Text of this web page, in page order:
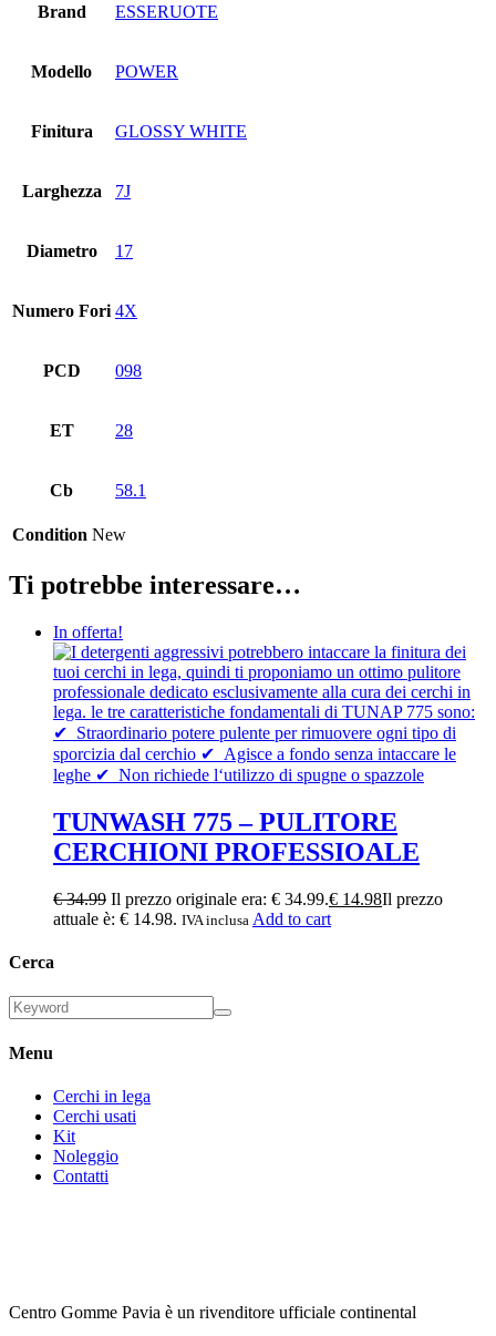
Brand ESSERUOTE
Modello POWER
Finitura GLOSSY WHITE
Larghezza 7J
Diametro 17
Numero Fori 4X
PCD 098
ET 28
Cb 58.1
Condition New
Ti potrebbe interessare…
In offerta!
TUNWASH 775 – PULITORE
CERCHIONI PROFESSIOALE
€34.99 Il prezzo originale era: € 34.99.€ 14.98Il prezzo
attuale è: € 14.98. IVA inclusa Add to cart
Cerca
Menu
Cerchi in lega
Cerchi usati
Kit
Noleggio
Contatti
Centro Gomme Pavia è un rivenditore ufficiale continental